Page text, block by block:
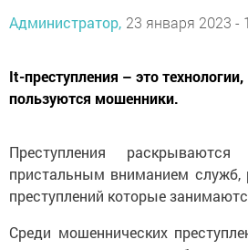
Администратор, 23 января 2023 -
It-преступления – это
пользуются мошенники.
Преступления
пристальным вниманием служб,
преступлений которые
Среди мошеннических